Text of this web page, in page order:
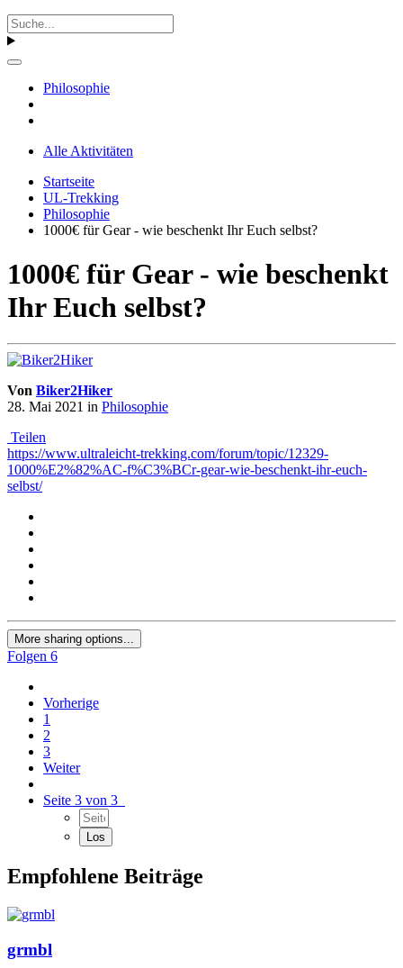
Philosophie
Alle Aktivitäten
Startseite
UL-Trekking
Philosophie
1000€ für Gear - wie beschenkt Ihr Euch selbst?
1000€ für Gear - wie beschenkt
Ihr Euch selbst?
Von Biker2Hiker
28. Mai 2021 in Philosophie
Teilen
https://www.ultraleicht-trekking.com/forum/topic/12329-
1000%E2%82%AC-f%C3%BCr-gear-wie-beschenkt-ihr-euch-
selbst/
More sharing options...
Folgen 6
Vorherige
1
2
3
Weiter
Seite 3 von 3
Empfohlene Beiträge
grmbl